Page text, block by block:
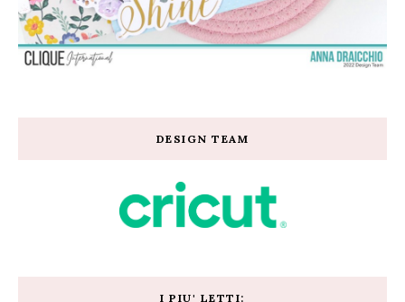
DESIGN TEAM
I PIU' LETTI: